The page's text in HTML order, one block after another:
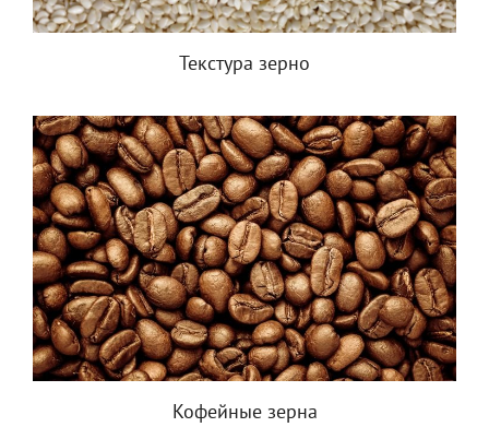
Текстура зерно
Кофейные зерна